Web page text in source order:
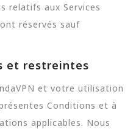
relatifs aux Services
réservés sauf
et restreintes
et votre utilisation
Conditions et à
applicables. Nous